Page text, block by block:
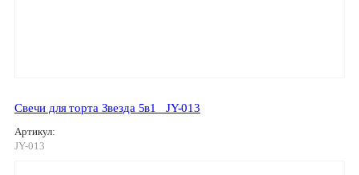
Свечи для торта Звезда 5в1 _JY-013
Артикул:
JY-013